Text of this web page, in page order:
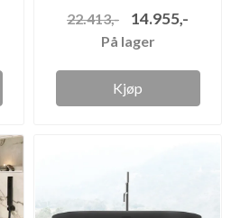
22.413,- 14.955,-
På lager
Kjøp